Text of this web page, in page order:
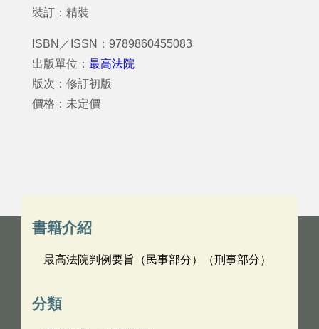
裝訂：精裝
ISBN／ISSN：9789860455083
出版單位： 最高法院
版次：修訂初版
價格：未定價
書籍介紹
最高法院判例要旨（民事部分）（刑事部分）
分類